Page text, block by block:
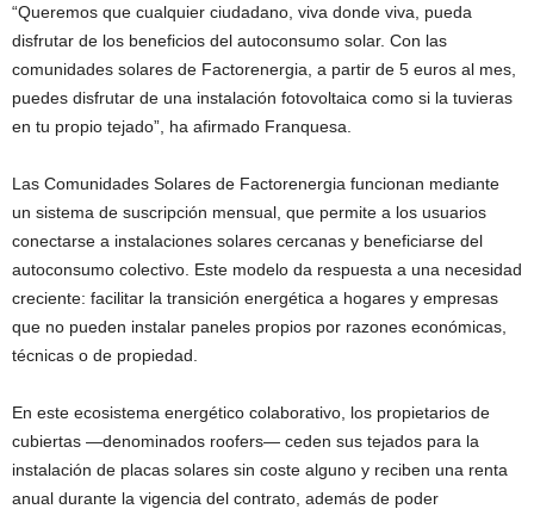
“Queremos que cualquier ciudadano, viva donde viva, pueda
disfrutar de los beneficios del autoconsumo solar. Con las
comunidades solares de Factorenergia, a partir de 5 euros al mes,
puedes disfrutar de una instalación fotovoltaica como si la tuvieras
en tu propio tejado”, ha afirmado Franquesa.
Las Comunidades Solares de Factorenergia funcionan mediante
un sistema de suscripción mensual, que permite a los usuarios
conectarse a instalaciones solares cercanas y beneficiarse del
autoconsumo colectivo. Este modelo da respuesta a una necesidad
creciente: facilitar la transición energética a hogares y empresas
que no pueden instalar paneles propios por razones económicas,
técnicas o de propiedad.
En este ecosistema energético colaborativo, los propietarios de
cubiertas —denominados roofers— ceden sus tejados para la
instalación de placas solares sin coste alguno y reciben una renta
anual durante la vigencia del contrato, además de poder